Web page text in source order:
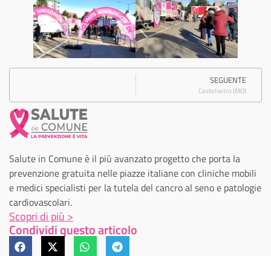
SEGUENTE
Castelvetro (MO)
Salute in Comune è il più avanzato progetto che porta la
prevenzione gratuita nelle piazze italiane con cliniche mobili
e medici specialisti per la tutela del cancro al seno e patologie
cardiovascolari.
Scopri di più >
Condividi questo articolo